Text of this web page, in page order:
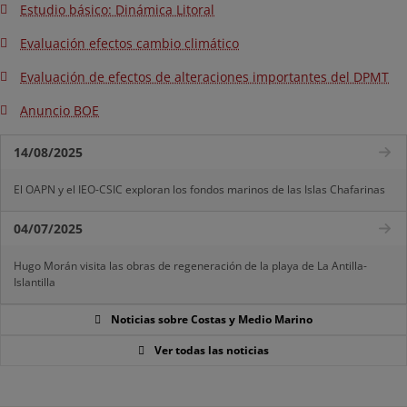
Estudio básico: Dinámica Litoral
Evaluación efectos cambio climático
Evaluación de efectos de alteraciones importantes del DPMT
Anuncio BOE
14/08/2025
El OAPN y el IEO-CSIC exploran los fondos marinos de las Islas Chafarinas
04/07/2025
Hugo Morán visita las obras de regeneración de la playa de La Antilla-
Islantilla
Noticias sobre Costas y Medio Marino
Ver todas las noticias